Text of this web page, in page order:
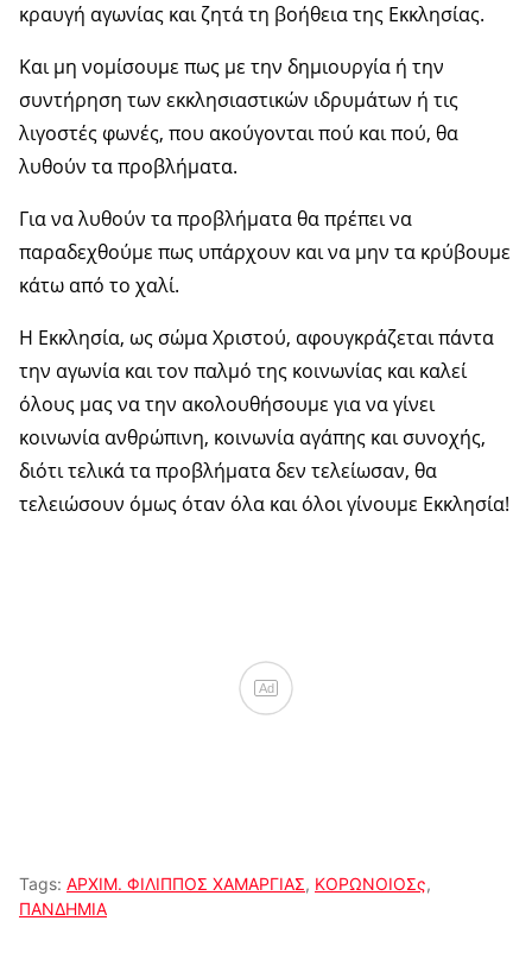
κραυγή αγωνίας και ζητά τη βοήθεια της Εκκλησίας.
Και μη νομίσουμε πως με την δημιουργία ή την
συντήρηση των εκκλησιαστικών ιδρυμάτων ή τις
λιγοστές φωνές, που ακούγονται πού και πού, θα
λυθούν τα προβλήματα.
Για να λυθούν τα προβλήματα θα πρέπει να
παραδεχθούμε πως υπάρχουν και να μην τα κρύβουμε
κάτω από το χαλί.
Η Εκκλησία, ως σώμα Χριστού, αφουγκράζεται πάντα
την αγωνία και τον παλμό της κοινωνίας και καλεί
όλους μας να την ακολουθήσουμε για να γίνει
κοινωνία ανθρώπινη, κοινωνία αγάπης και συνοχής,
διότι τελικά τα προβλήματα δεν τελείωσαν, θα
τελειώσουν όμως όταν όλα και όλοι γίνουμε Εκκλησία!
Ad
Tags: ΑΡΧΙΜ. ΦΙΛΙΠΠΟΣ ΧΑΜΑΡΓΙΑΣ, ΚΟΡΩΝΟΙΟΣς,
ΠΑΝΔΗΜΙΑ